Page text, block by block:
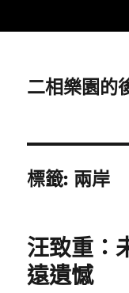
二相樂園的
標籤: 兩岸
汪致重：
遠遺憾